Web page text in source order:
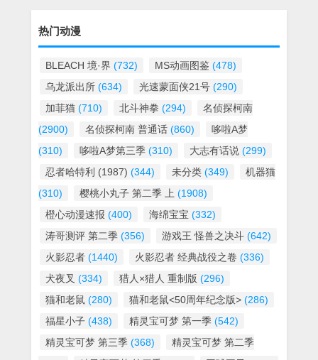
热门动漫
BLEACH 境·界 (732) MS动画图鉴 (478)
乌龙派出所 (634) 光速蒙面侠21号 (290)
加菲猫 (710) 北斗神拳 (294)
名侦探柯南
(2900)
名侦探柯南 普通话 (860)
哆啦A梦
(310)
哆啦A梦第三季 (310) 大志有话说 (299)
忍者哈特利 (1987) (344) 未分类 (349)
机器猫
(310)
樱桃小丸子 第二季 上 (1908)
橙心动漫速报 (400) 海绵宝宝 (332)
涛哥测评 第二季 (356) 游戏王 怪兽之决斗 (642)
火影忍者 (1440) 火影忍者 经典战役之卷 (336)
犬夜叉 (334) 猎人×猎人 重制版 (296)
猫和老鼠 (280) 猫和老鼠<50周年纪念版> (286)
福星小子 (438) 精灵宝可梦 第一季 (542)
精灵宝可梦 第三季 (368)
精灵宝可梦 第二季